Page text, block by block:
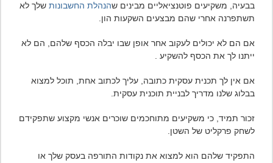
בבעיה, משקיעים פוטנציאליים מבינים שהנהלת החשבונות שלך לא
תשתפרנה אחרי שהם מבצעים השקעות הון.
אם הם לא יכולים לעקוב אחר אופן שבו יבלה הכסף שלהם, הם לא
ייתנו לך את הכסף להשקיע .
אם אין לך תכנית עסקית כתובה, עליך לכתוב אחת, תוכל למצוא
בבלוג שלנו מדריך לבניית תוכנית עסקית.
זכור תמיד, כי משקיעים מתוחכמים שוכרים אנשי מקצוע שתפקידם
לשחק פרקליט של השטן.
התפקיד שלהם הוא למצוא את נקודות התורפה בעסק שלך או